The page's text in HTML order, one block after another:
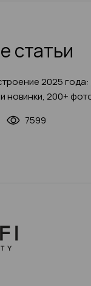
статьи
2025 года:
новинки, 200+
7599